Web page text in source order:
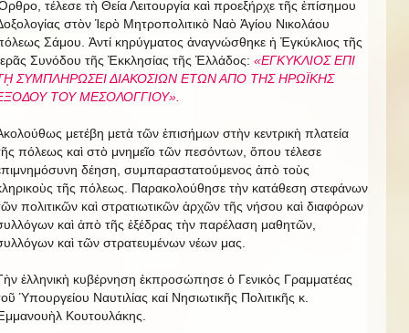
τέλεσε τὴ Θεία Λειτουργία καὶ προεξήρχε τῆς ἐπίσημου
στὸν Ἱερὸ Μητροπολιτικὸ Ναὸ Ἁγίου Νικολάου
Σάμου. Ἀντί κηρύγματος ἀναγνώσθηκε ἡ Ἐγκύκλιος τῆς
Συνόδου τῆς Ἐκκλησίας τῆς Ἑλλάδος: «ΕΓΚΥΚΛΙΟΣ ΕΠΙ
ΣΥΜΠΛΗΡΩΣΕΙ ΔΙΑΚΟΣΙΩΝ ΕΤΩΝ ΑΠΟ ΤΗΣ ΗΡΩΪΚΗΣ
ΤΟΥ ΜΕΣΟΛΟΓΓΙΟΥ».
μετέβη μετὰ τῶν ἐπισήμων στὴν κεντρικὴ πλατεία
πόλεως καὶ στὸ μνημεῖο τῶν πεσόντων, ὅπου τέλεσε
δέηση, συμπαραστατούμενος ἀπὸ τοὺς
τῆς πόλεως. Παρακολούθησε τὴν κατάθεση στεφάνων
πολιτικῶν καὶ στρατιωτικῶν ἀρχῶν τῆς νήσου καὶ διαφόρων
καὶ ἀπὸ τῆς ἐξέδρας τὴν παρέλαση μαθητῶν,
καὶ τῶν στρατευμένων νέων μας.
ἑλληνικὴ κυβέρνηση ἐκπροσώπησε ὁ Γενικὸς Γραμματέας
Ὑπουργείου Ναυτιλίας καί Νησιωτικῆς Πολιτικῆς κ.
Κουτουλάκης.